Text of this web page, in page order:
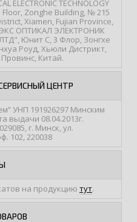
ELECTRONIC TECHNOLOGY
Floor, Zonghe Building, № 215
Xiamen, Fujian Province,
ОПТИКАЛ ЭЛЕКТРОНИК
Юнит С, 3 Флор, Зонгхе
Роуд, Хьюли Дистрикт,
Китай.
ЦЕНТР
УНП 191926297 Минским
выдачи 08.04.2013г.
г. Минск, ул.
102, 220038
на продукцию тут.